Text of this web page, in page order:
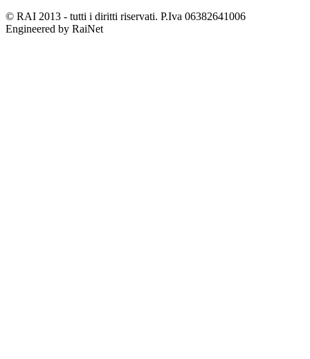
© RAI 2013 - tutti i diritti riservati. P.Iva 06382641006
Engineered by RaiNet